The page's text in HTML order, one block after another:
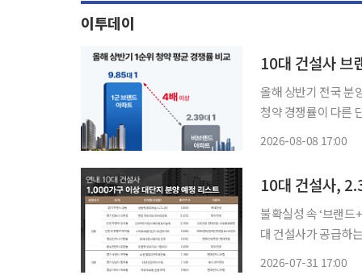
이투데이
10대 건설사 브
올해 상반기 전국 분
청약 경쟁률이 다른
2026-08-08 17:00
10대 건설사,
불확실성 속 ‘브랜드+규모’
대 건설사가 공급하
2026-07-31 17:00